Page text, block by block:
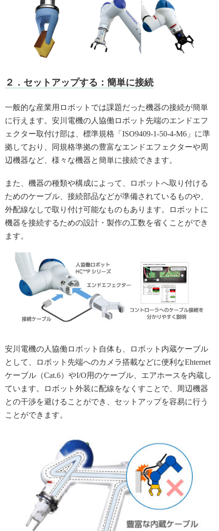
２．セットアップする：簡単に接続
一般的な産業用ロボットでは課題だった機器の接続が簡単
に行えます。安川電機の人協働ロボット先端のエンドエフ
ェクター取付け部は、標準規格「ISO9409-1-50-4-M6」に準
拠しており、同規格準拠の豊富なエンドエフェクターや周
辺機器など、様々な機器と簡単に接続できます。
また、機器の種類や構成によって、ロボットへ取り付ける
ためのケーブル、接続部品などが準備されているものや、
外配線なしで取り付け可能なものもあります。ロボットに
機器を接続するための設計・製作の工数を省くことができ
ます。
安川電機の人協働ロボット自体も、ロボット内蔵ケーブル
として、ロボット先端へのカメラ搭載などに便利なEhternet
ケーブル（Cat.6）やI/O用のケーブル、エアホースを内蔵し
ています。ロボット外装に配線をなくすことで、周辺機器
との干渉を避けることができ、セットアップを容易に行う
ことができます。